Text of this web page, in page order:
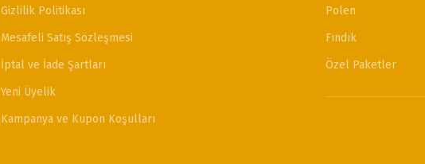
Gizlilik Politikası
Mesafeli Satış Sözleşmesi
İptal ve İade Şartları
Yeni Üyelik
Kampanya ve Kupon Koşulları
Polen
Fındık
Özel Paketler